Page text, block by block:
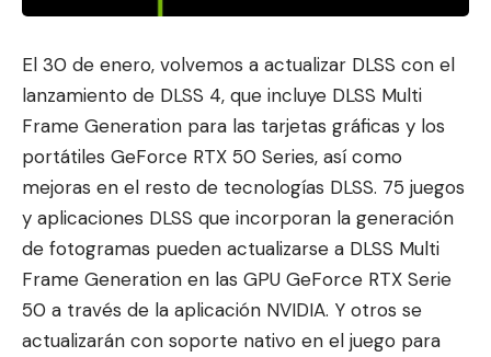
El 30 de enero, volvemos a actualizar DLSS con el
lanzamiento de DLSS 4, que incluye DLSS Multi
Frame Generation para las tarjetas gráficas y los
portátiles GeForce RTX 50 Series, así como
mejoras en el resto de tecnologías DLSS. 75 juegos
y aplicaciones DLSS que incorporan la generación
de fotogramas pueden actualizarse a DLSS Multi
Frame Generation en las GPU GeForce RTX Serie
50 a través de la aplicación NVIDIA. Y otros se
actualizarán con soporte nativo en el juego para